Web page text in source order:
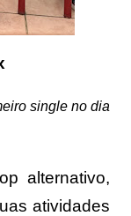
single no dia
alternativo,
atividades